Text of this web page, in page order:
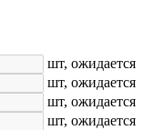
шт, ожидается
шт, ожидается
шт, ожидается
шт, ожидается